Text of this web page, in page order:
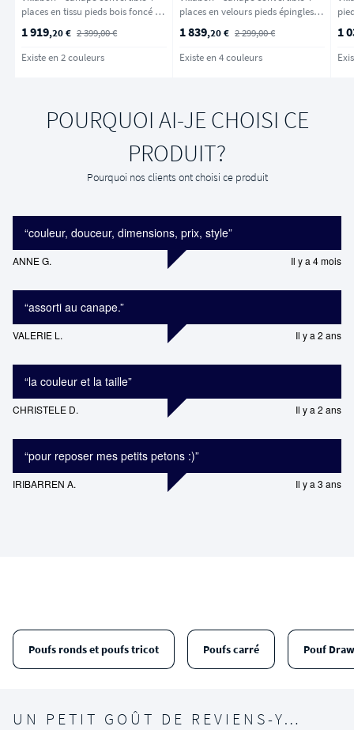
places en tissu pieds bois foncé -
Caramel
1 919,20 € 2 399,00 €
Existe en 2 couleurs
places en velours pieds épingles
noirs - Vert eucalyptus
1 839,20 € 2 299,00 €
Existe en 4 couleurs
1
POURQUOI AI-JE CHOISI CE
PRODUIT?
Pourquoi nos clients ont choisi ce produit
“couleur, douceur, dimensions, prix, style”
ANNE G. Il y a 4 mois
“assorti au canape.”
VALERIE L. Il y a 2 ans
“la couleur et la taille”
CHRISTELE D. Il y a 2 ans
“pour reposer mes petits petons :)”
IRIBARREN A. Il y a 3 ans
Poufs ronds et poufs tricot Poufs carré Pouf
UN PETIT GOÛT DE REVIENS-Y…